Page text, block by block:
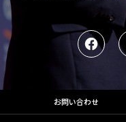
お問い合わせ